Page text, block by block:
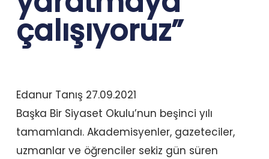
çalışıyoruz”
Edanur Tanış 27.09.2021
Başka Bir Siyaset Okulu’nun beşinci yılı
tamamlandı. Akademisyenler, gazeteciler,
uzmanlar ve öğrenciler sekiz gün süren